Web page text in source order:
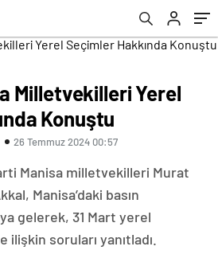
Milletvekilleri Yerel
Konuştu
26 Temmuz 2024 00:57
Manisa milletvekilleri Murat
Manisa’daki basın
gelerek, 31 Mart yerel
soruları yanıtladı.